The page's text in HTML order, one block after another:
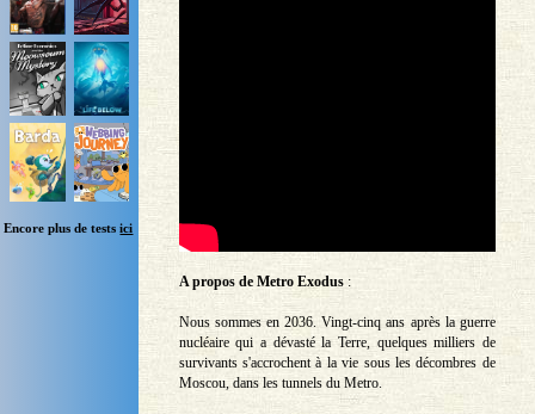
Encore plus de testsici
A propos de Metro Exodus:
Nous sommes en 2036. Vingt-cinq ans après la guerre
nucléaire qui a dévasté la Terre, quelques milliers de
survivants s'accrochent à la vie sous les décombres de
Moscou, dans les tunnels du Metro.